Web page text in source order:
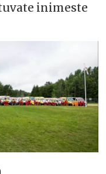
inimeste